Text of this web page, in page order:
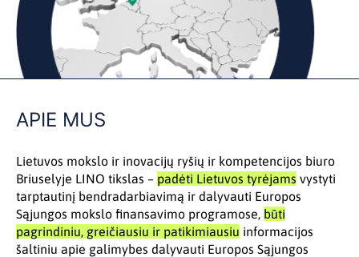
APIE MUS
Lietuvos mokslo ir inovacijų ryšių ir kompetencijos biuro
Briuselyje LINO tikslas – padėti Lietuvos tyrėjams vystyti
tarptautinį bendradarbiavimą ir dalyvauti Europos
Sąjungos mokslo finansavimo programose, būti
pagrindiniu, greičiausiu ir patikimiausiu informacijos
šaltiniu apie galimybes dalyvauti Europos Sąjungos